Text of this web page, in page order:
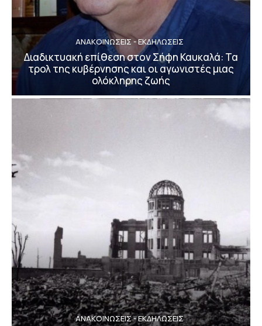
ΑΝΑΚΟΙΝΩΣΕΙΣ - ΕΚΔΗΛΩΣΕΙΣ
Διαδικτυακή επίθεση στον Σήφη Καυκαλά: Τα
τρολ της κυβέρνησης και οι αγωνιστές μιας
ολόκληρης ζωής
ΑΝΑΚΟΙΝΩΣΕΙΣ - ΕΚΔΗΛΩΣΕΙΣ